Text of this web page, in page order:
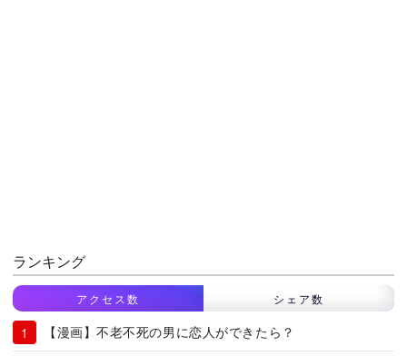
ランキング
アクセス数 シェア数
【漫画】不老不死の男に恋人ができたら？